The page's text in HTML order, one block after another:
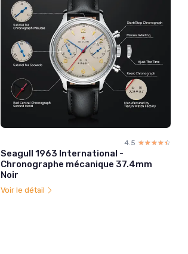
4.5 ☆☆☆☆☆
★★★★★
Seagull 1963 International -
Chronographe mécanique 37.4mm
Noir
Voir le détail